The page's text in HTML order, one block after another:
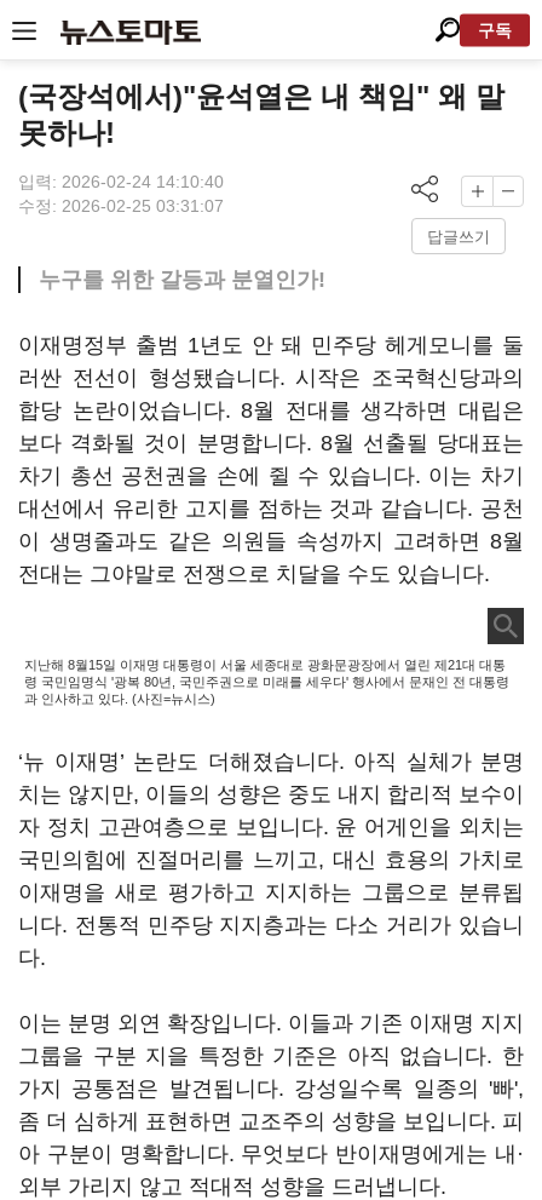
구독
(국장석에서)"윤석열은 내 책임" 왜 말
못하나!
입력: 2026-02-24 14:10:40
수정: 2026-02-25 03:31:07
답글쓰기
누구를 위한 갈등과 분열인가!
이재명정부 출범 1년도 안 돼 민주당 헤게모니를 둘
러싼 전선이 형성됐습니다. 시작은 조국혁신당과의
합당 논란이었습니다. 8월 전대를 생각하면 대립은
보다 격화될 것이 분명합니다. 8월 선출될 당대표는
차기 총선 공천권을 손에 쥘 수 있습니다. 이는 차기
대선에서 유리한 고지를 점하는 것과 같습니다. 공천
이 생명줄과도 같은 의원들 속성까지 고려하면 8월
전대는 그야말로 전쟁으로 치달을 수도 있습니다.
지난해 8월15일 이재명 대통령이 서울 세종대로 광화문광장에서 열린 제21대 대통
령 국민임명식 '광복 80년, 국민주권으로 미래를 세우다' 행사에서 문재인 전 대통령
과 인사하고 있다. (사진=뉴시스)
‘뉴 이재명’ 논란도 더해졌습니다. 아직 실체가 분명
치는 않지만, 이들의 성향은 중도 내지 합리적 보수이
자 정치 고관여층으로 보입니다. 윤 어게인을 외치는
국민의힘에 진절머리를 느끼고, 대신 효용의 가치로
이재명을 새로 평가하고 지지하는 그룹으로 분류됩
니다. 전통적 민주당 지지층과는 다소 거리가 있습니
다.
이는 분명 외연 확장입니다. 이들과 기존 이재명 지지
그룹을 구분 지을 특정한 기준은 아직 없습니다. 한
가지 공통점은 발견됩니다. 강성일수록 일종의 '빠',
좀 더 심하게 표현하면 교조주의 성향을 보입니다. 피
아 구분이 명확합니다. 무엇보다 반이재명에게는 내·
외부 가리지 않고 적대적 성향을 드러냅니다.